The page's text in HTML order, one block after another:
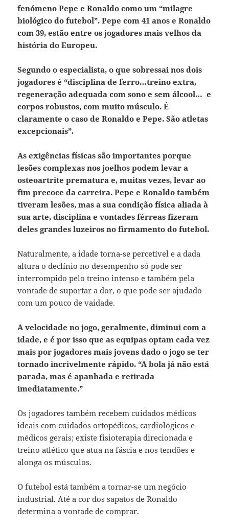
fenómeno Pepe e Ronaldo como um “milagre
biológico do futebol”. Pepe com 41 anos e Ronaldo
com 39, estão entre os jogadores mais velhos da
história do Europeu.
Segundo o especialista, o que sobressai nos dois
jogadores é “disciplina de ferro…treino extra,
regeneração adequada com sono e sem álcool… e
corpos robustos, com muito músculo. É
claramente o caso de Ronaldo e Pepe. São atletas
excepcionais”.
As exigências físicas são importantes porque
lesões complexas nos joelhos podem levar a
osteoartrite prematura e, muitas vezes, levar ao
fim precoce da carreira. Pepe e Ronaldo também
tiveram lesões, mas a sua condição física aliada à
sua arte, disciplina e vontades férreas fizeram
deles grandes luzeiros no firmamento do futebol.
Naturalmente, a idade torna-se percetível e a dada
altura o declínio no desempenho só pode ser
interrompido pelo treino intenso e também pela
vontade de suportar a dor, o que pode ser ajudado
com um pouco de vaidade.
A velocidade no jogo, geralmente, diminui com a
idade, e é por isso que as equipas optam cada vez
mais por jogadores mais jovens dado o jogo se ter
tornado incrivelmente rápido. “A bola já não está
parada, mas é apanhada e retirada
imediatamente.”
Os jogadores também recebem cuidados médicos
ideais com cuidados ortopédicos, cardiológicos e
médicos gerais; existe fisioterapia direcionada e
treino atlético que atua na fáscia e nos tendões e
alonga os músculos.
O futebol está também a tornar-se um negócio
industrial. Até a cor dos sapatos de Ronaldo
determina a vontade de comprar.